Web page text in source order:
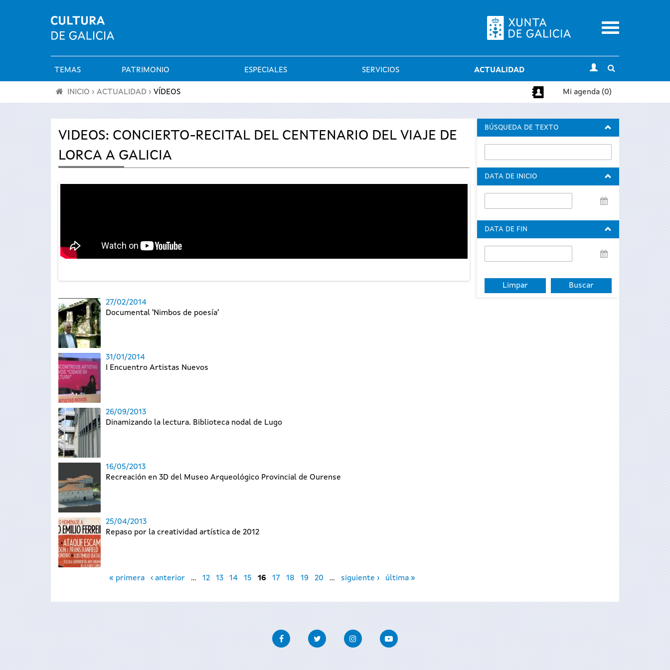
Menu
Menú
principal
TEMAS PATRIMONIO ESPECIALES SERVICIOS ACTUALIDAD
search
encuentra
usted
aquí
INICIO › ACTUALIDAD › VÍDEOS Mi agenda (0)
VIDEOS: CONCIERTO-RECITAL DEL CENTENARIO DEL VIAJE DE
LORCA A GALICIA
27/02/2014
Documental 'Nimbos de poesía'
31/01/2014
I Encuentro Artistas Nuevos
26/09/2013
Dinamizando la lectura. Biblioteca nodal de Lugo
16/05/2013
Recreación en 3D del Museo Arqueológico Provincial de Ourense
25/04/2013
Repaso por la creatividad artística de 2012
« primera ‹ anterior … 12 13 14 15 16 17 18 19 20 … siguiente › última »
BÚSQUEDA DE TEXTO
DATA DE INICIO
de
DATA DE FIN
de
FacebookTwitter InstagramYoutube